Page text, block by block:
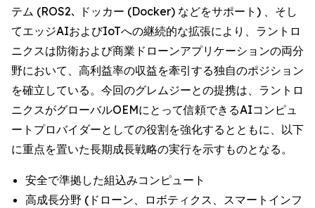
テム (ROS2､ ドッカー (Docker) などをサポート) 、そし
てエッジAIおよびIoTへの継続的な拡張により、ラントロ
ニクスは防衛および商業ドローンアプリケーションの両分
野において、高利益率の収益を牽引する独自のポジション
を確立している。今回のグレムジーとの提携は、ラントロ
ニクスがグローバルOEMにとって信頼できるAIコンピュ
ートプロバイダーとしての役割を強化するとともに、以下
に重点を置いた長期成長戦略の実行を示すものとなる。
安全で準拠した組込みコンピュート
高成長分野 (ドローン、ロボティクス、スマートインフ